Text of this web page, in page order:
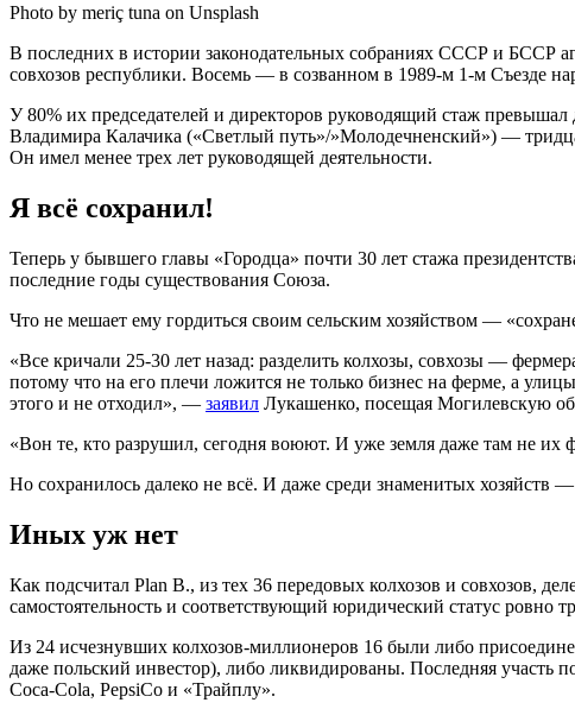
Photo by meriç tuna on Unsplash
В последних в истории законодательных собраниях СССР и БССР
совхозов республики. Восемь — в созванном в 1989-м 1-м Съезде
У 80% их председателей и директоров руководящий стаж
Владимира Калачика («Светлый путь»/»Молодечненский») —
Он имел менее трех лет руководящей деятельности.
Я всё сохранил!
Теперь у бывшего главы «Городца» почти 30 лет стажа
последние годы существования Союза.
Что не мешает ему гордиться своим сельским хозяйством —
«Все кричали 25-30 лет назад: разделить колхозы, совхозы —
потому что на его плечи ложится не только бизнес на ферме, а
этого и не отходил», — заявил Лукашенко, посещая Могилевскую
«Вон те, кто разрушил, сегодня воюют. И уже земля даже там не
Но сохранилось далеко не всё. И даже среди знаменитых хозяйств
Иных уж нет
Как подсчитал Plan B., из тех 36 передовых колхозов и совхозов,
самостоятельность и соответствующий юридический статус ровно
Из 24 исчезнувших колхозов-миллионеров 16 были либо
даже польский инвестор), либо ликвидированы. Последняя участь
Coca-Cola, PepsiCo и «Трайплу».